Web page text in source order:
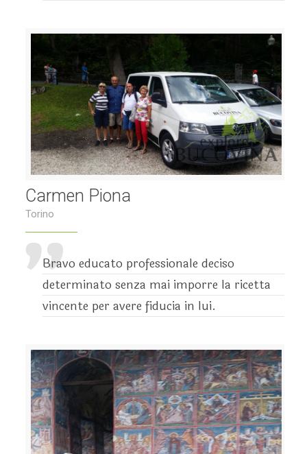
Carmen Piona
Torino
Bravo educato professionale deciso
determinato senza mai imporre la ricetta
vincente per avere fiducia in lui.